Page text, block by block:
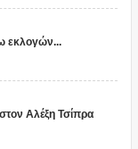
εκλογών...
Αλέξη Τσίπρα